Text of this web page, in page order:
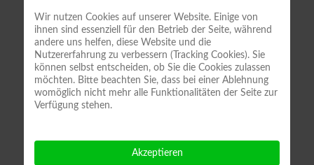
Wir selbst sind ja auch unfreiwillig in der
Zwangssituation, Jazzmusikern ihre
Existenzgrundlage zu...
Coronavirus SARS-CoV-
2
Wir nutzen Cookies auf unserer Website. Einige von
ihnen sind essenziell für den Betrieb der Seite, während
andere uns helfen, diese Website und die
Nutzererfahrung zu verbessern (Tracking Cookies). Sie
können selbst entscheiden, ob Sie die Cookies zulassen
möchten. Bitte beachten Sie, dass bei einer Ablehnung
womöglich nicht mehr alle Funktionalitäten der Seite zur
Verfügung stehen.
Akzeptieren